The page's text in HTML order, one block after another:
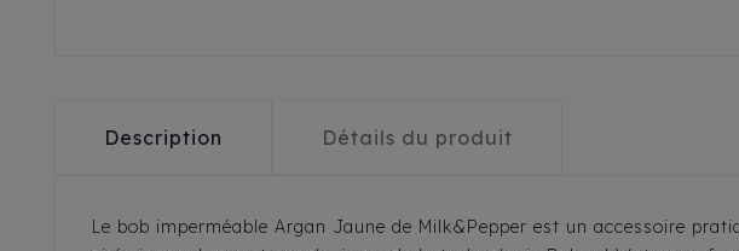
Description Détails du produit
Le bob imperméable Argan Jaune de Milk&Pepper est un accessoire